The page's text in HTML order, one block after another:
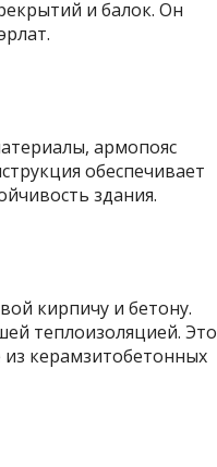
и балок. Он
армопояс
обеспечивает
здания.
кирпичу и бетону.
теплоизоляцией. Это
керамзитобетонных